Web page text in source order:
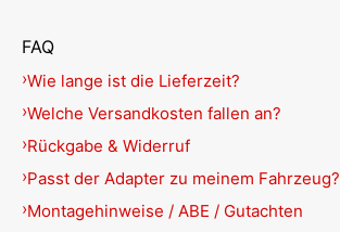
FAQ
Wie lange ist die Lieferzeit?
Welche Versandkosten fallen an?
Rückgabe & Widerruf
Passt der Adapter zu meinem Fahrzeug?
Montagehinweise / ABE / Gutachten